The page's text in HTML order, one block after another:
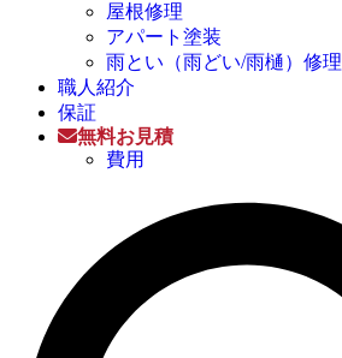
屋根修理
アパート塗装
雨とい（雨どい/雨樋）修理
職人紹介
保証
無料お見積
費用